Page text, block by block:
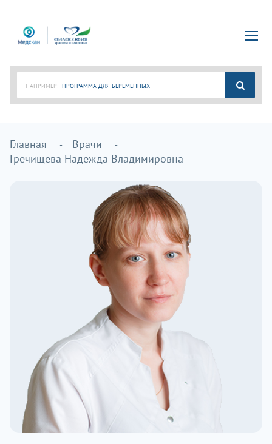
НАПРИМЕР: ПРОГРАММА ДЛЯ БЕРЕМЕННЫХ
Главная
Врачи
Гречищева Надежда Владимировна